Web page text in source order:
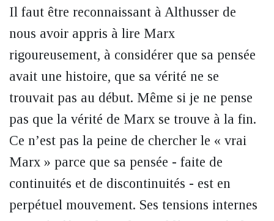
Il faut être reconnaissant à Althusser de
nous avoir appris à lire Marx
rigoureusement, à considérer que sa pensée
avait une histoire, que sa vérité ne se
trouvait pas au début. Même si je ne pense
pas que la vérité de Marx se trouve à la fin.
Ce n’est pas la peine de chercher le « vrai
Marx » parce que sa pensée - faite de
continuités et de discontinuités - est en
perpétuel mouvement. Ses tensions internes